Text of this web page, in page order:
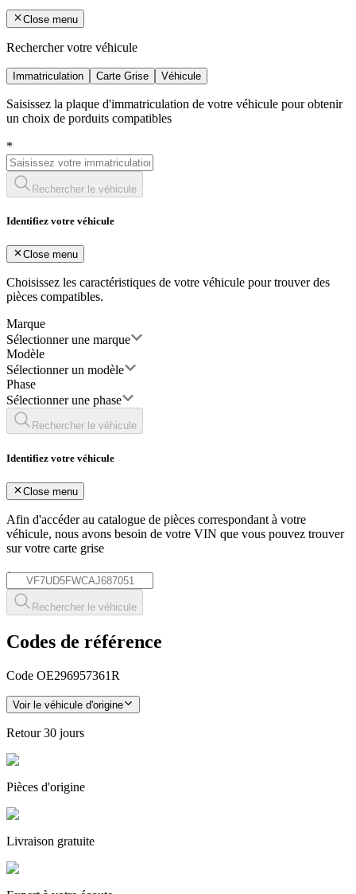
Close menu
Rechercher votre véhicule
Immatriculation Carte Grise Véhicule
Saisissez la plaque d'immatriculation de votre véhicule pour obtenir
un choix de porduits compatibles
*
Rechercher le véhicule
Identifiez votre véhicule
Close menu
Choisissez les caractéristiques de votre véhicule pour trouver des
pièces compatibles.
Marque
Sélectionner une marque
Modèle
Sélectionner un modèle
Phase
Sélectionner une phase
Rechercher le véhicule
Identifiez votre véhicule
Close menu
Afin d'accéder au catalogue de pièces correspondant à votre
véhicule, nous avons besoin de votre VIN que vous pouvez trouver
sur votre carte grise
*
Rechercher le véhicule
Codes de référence
Code OE296957361R
Voir le véhicule d'origine
Retour30 jours
Pièces d'origine
Livraison gratuite